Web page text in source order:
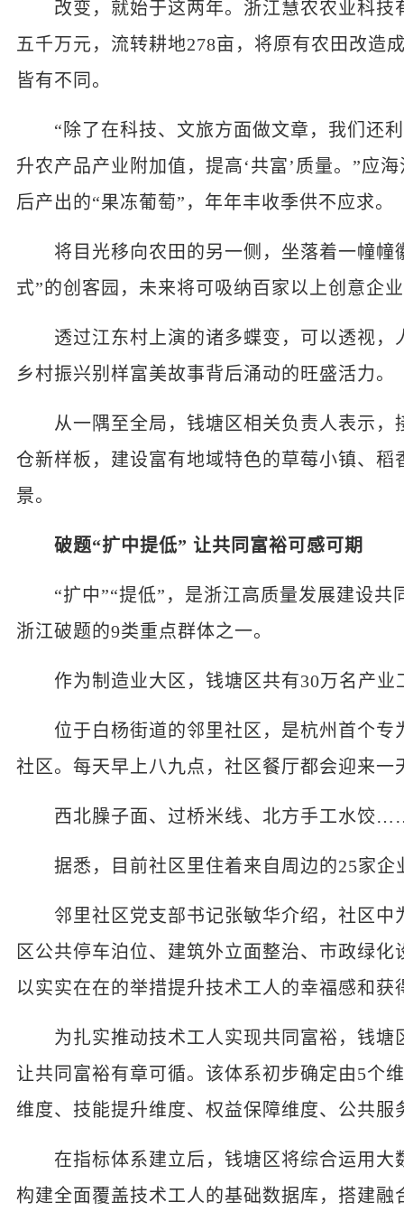
改变，就始于这两年。浙江慧农农业科技
五千万元，流转耕地278亩，将原有农田改造
皆有不同。
“除了在科技、文旅方面做文章，我们还利
升农产品产业附加值，提高‘共富’质量。”应
后产出的“果冻葡萄”，年年丰收季供不应求。
将目光移向农田的另一侧，坐落着一幢幢
式”的创客园，未来将可吸纳百家以上创意企
透过江东村上演的诸多蝶变，可以透视，
乡村振兴别样富美故事背后涌动的旺盛活力。
从一隅至全局，钱塘区相关负责人表示，
仓新样板，建设富有地域特色的草莓小镇、
景。
破题“扩中提低” 让共同富裕可感可期
“扩中”“提低”，是浙江高质量发展建设共
浙江破题的9类重点群体之一。
作为制造业大区，钱塘区共有30万名产业
位于白杨街道的邻里社区，是杭州首个专
社区。每天早上八九点，社区餐厅都会迎来一
西北臊子面、过桥米线、北方手工水饺
据悉，目前社区里住着来自周边的25家企
邻里社区党支部书记张敏华介绍，社区中
区公共停车泊位、建筑外立面整治、市政绿
以实实在在的举措提升技术工人的幸福感和获
为扎实推动技术工人实现共同富裕，钱塘
让共同富裕有章可循。该体系初步确定由5个
维度、技能提升维度、权益保障维度、公共服
在指标体系建立后，钱塘区将综合运用大
构建全面覆盖技术工人的基础数据库，搭建